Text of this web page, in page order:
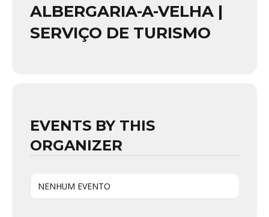
ALBERGARIA-A-VELHA |
SERVIÇO DE TURISMO
EVENTS BY THIS
ORGANIZER
NENHUM EVENTO